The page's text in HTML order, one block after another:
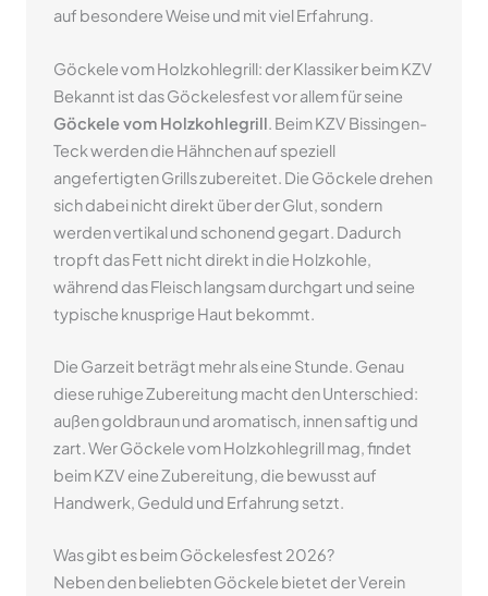
auf besondere Weise und mit viel Erfahrung.
Göckele vom Holzkohlegrill: der Klassiker beim KZV
Bekannt ist das Göckelesfest vor allem für seine
Göckele vom Holzkohlegrill. Beim KZV Bissingen-
Teck werden die Hähnchen auf speziell
angefertigten Grills zubereitet. Die Göckele drehen
sich dabei nicht direkt über der Glut, sondern
werden vertikal und schonend gegart. Dadurch
tropft das Fett nicht direkt in die Holzkohle,
während das Fleisch langsam durchgart und seine
typische knusprige Haut bekommt.
Die Garzeit beträgt mehr als eine Stunde. Genau
diese ruhige Zubereitung macht den Unterschied:
außen goldbraun und aromatisch, innen saftig und
zart. Wer Göckele vom Holzkohlegrill mag, findet
beim KZV eine Zubereitung, die bewusst auf
Handwerk, Geduld und Erfahrung setzt.
Was gibt es beim Göckelesfest 2026?
Neben den beliebten Göckele bietet der Verein